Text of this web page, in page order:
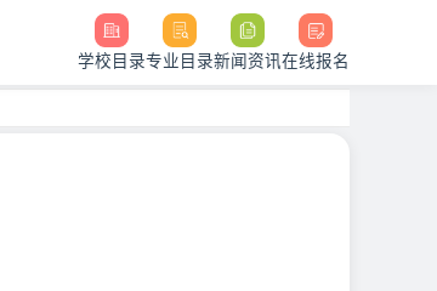
学校目录专业目录新闻资讯在线报名